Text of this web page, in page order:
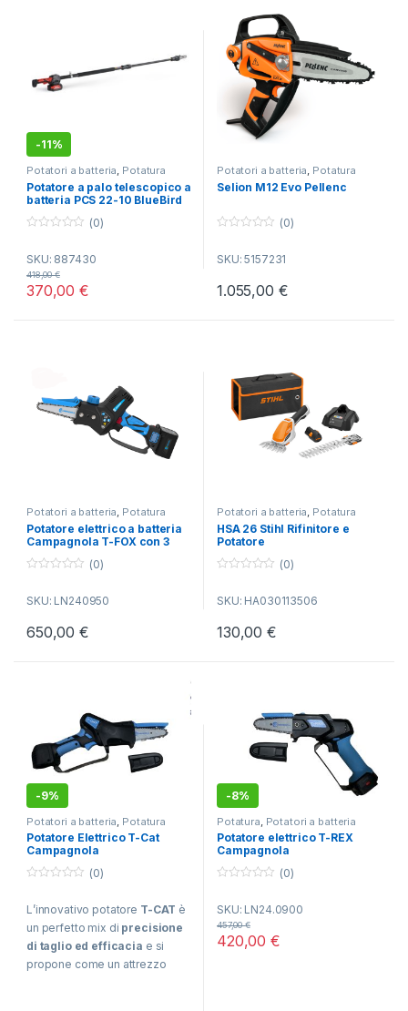
-11%
Potatori a batteria, Potatura
Potatore a palo telescopico a
batteria PCS 22-10 BlueBird
u
o
f
(0)
SKU: 887430
370,00€
418,00€
Potatori a batteria, Potatura
Selion M12 Evo Pellenc
u
f
(0)
SKU: 5157231
1.055,00 €
Potatori a batteria, Potatura
Potatore elettrico a batteria
Campagnola T-FOX con 3
u
f
(0)
SKU: LN240950
650,00€
Potatori a batteria, Potatura
HSA 26 Stihl Rifinitore e
Potatore
u
f
(0)
SKU: HA030113506
130,00€
-9%
Potatori a batteria Potatura
Potatore Elettrico T-Cat
Campagnola
o
f
(0)
L’innovativo potatore T-CAT è
un perfetto mix di precisione
di taglio ed efficacia e si
propone come un attrezzo
-8%
Potatura Potatori a batteria
Potatore elettrico T-REX
Campagnola
u
f
(0)
SKU: LN24.0900
420,00€
457,00€